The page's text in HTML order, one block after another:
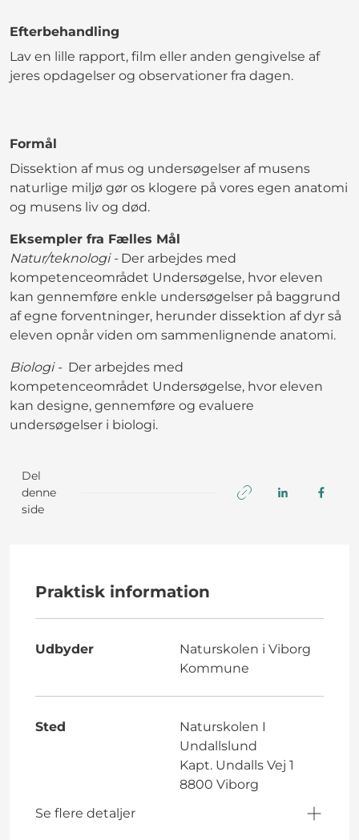
Efterbehandling
Lav en lille rapport, film eller anden gengivelse af
jeres opdagelser og observationer fra dagen.
Formål
Dissektion af mus og undersøgelser af musens
naturlige miljø gør os klogere på vores egen anatomi
og musens liv og død.
Eksempler fra Fælles Mål
Natur/teknologi -Der arbejdes med
kompetenceområdet Undersøgelse, hvor eleven
kan gennemføre enkle undersøgelser på baggrund
af egne forventninger, herunder dissektion af dyr så
eleven opnår viden om sammenlignende anatomi.
Biologi - Der arbejdes med
kompetenceområdet Undersøgelse, hvor eleven
kan designe, gennemføre og evaluere
undersøgelser i biologi.
Del
denne
side
Praktisk information
Udbyder
Naturskolen i Viborg
Kommune
Sted
Naturskolen I
Undallslund
Kapt. Undalls Vej 1
8800 Viborg
Se flere detaljer